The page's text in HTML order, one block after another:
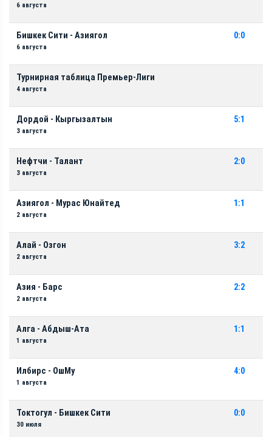
6 августа
Бишкек Сити - Азиягол
6 августа
0:0
Турнирная таблица Премьер-Лиги
4 августа
Дордой - Кыргызалтын
3 августа
5:1
Нефтчи - Талант
3 августа
2:0
Азиягол - Мурас Юнайтед
2 августа
1:1
Алай - Озгон
2 августа
3:2
Азия - Барс
2 августа
2:2
Алга - Абдыш-Ата
1 августа
1:1
Илбирс - ОшМу
1 августа
4:0
Токтогул - Бишкек Сити
30 июля
0:0